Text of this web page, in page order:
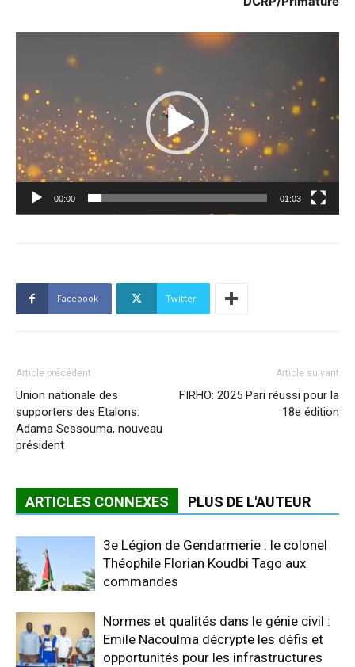
Lecteur
00:00 01:03
Facebook Twitter
Article précédent
Union nationale des
supporters des Etalons:
Adama Sessouma, nouveau
président
Article suivant
FIRHO: 2025 Pari réussi pour la
18e édition
ARTICLES CONNEXES PLUS DE L'AUTEUR
3e Légion de Gendarmerie : le colonel
Théophile Florian Koudbi Tago aux
commandes
Normes et qualités dans le génie civil :
Emile Nacoulma décrypte les défis et
opportunités pour les infrastructures